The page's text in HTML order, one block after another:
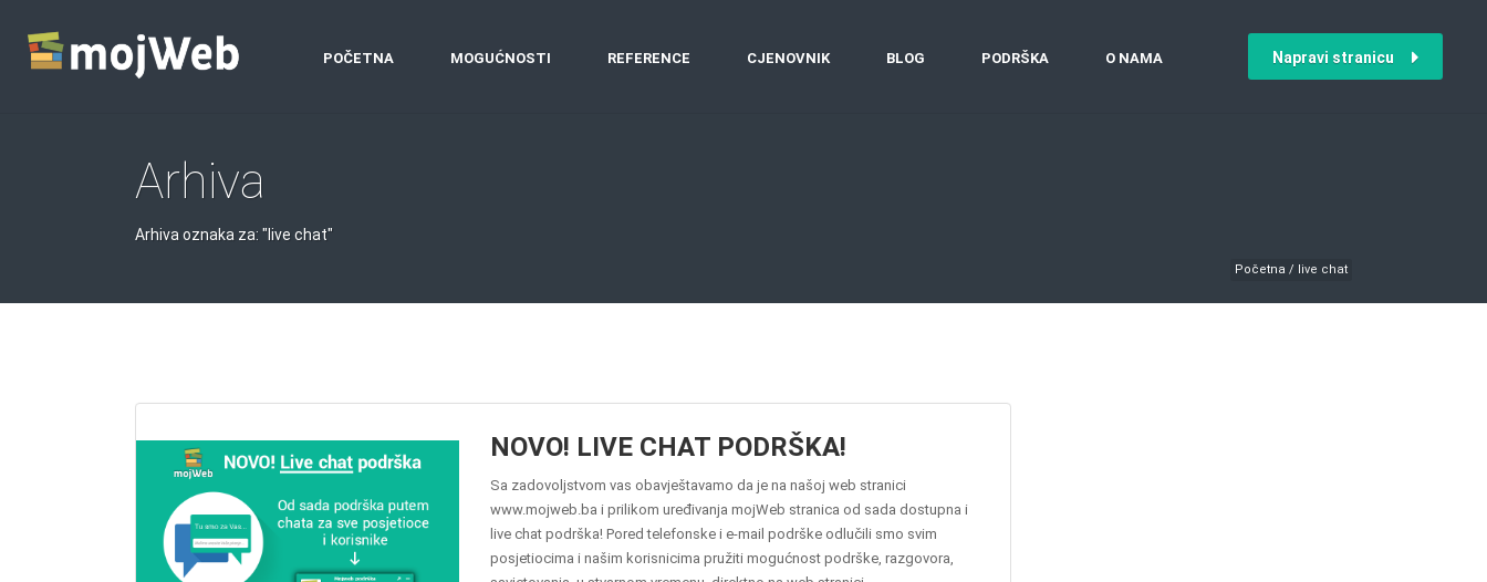
POČETNA MOGUĆNOSTI REFERENCE CJENOVNIK BLOG PODRŠKA O NAMA Napravi stranicu
Arhiva
Arhiva oznaka za: "live chat"
Početna / live chat
NOVO! LIVE CHAT PODRŠKA!
Sa zadovoljstvom vas obavještavamo da je na našoj web stranici
www.mojweb.ba i prilikom uređivanja mojWeb stranica od sada dostupna i
live chat podrška! Pored telefonske i e-mail podrške odlučili smo svim
posjetiocima i našim korisnicima pružiti mogućnost podrške, razgovora,